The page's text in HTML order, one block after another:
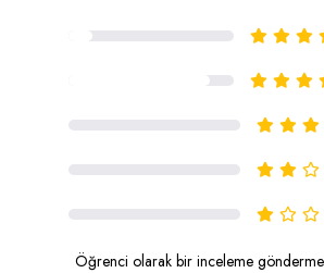
Öğrenci olarak bir inceleme